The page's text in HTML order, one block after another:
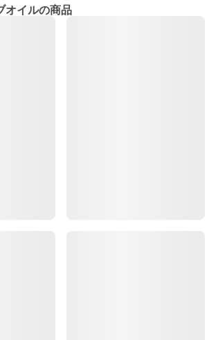
オイルの商品